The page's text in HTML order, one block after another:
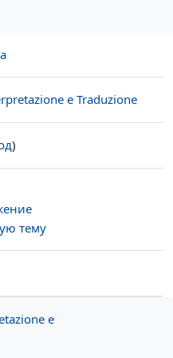
e Traduzione
)
тему
e